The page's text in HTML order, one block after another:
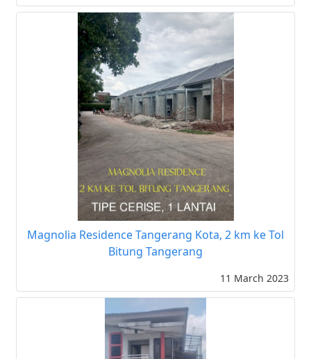
Magnolia Residence Tangerang Kota, 2 km ke Tol
Bitung Tangerang
11 March 2023